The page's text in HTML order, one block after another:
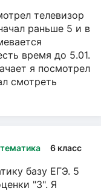
телевизор
раньше 5 и в
время до 5.01.
я посмотрел
смотреть
6 класс
базу ЕГЭ. 5
"3". Я